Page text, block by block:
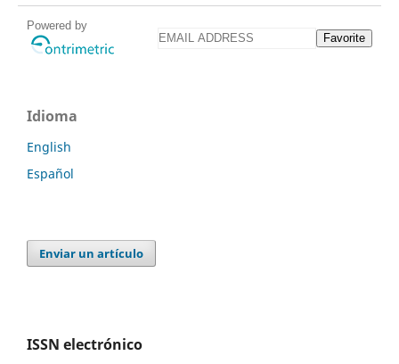
Powered by
Favorite
Idioma
English
Español
Enviar un artículo
ISSN electrónico